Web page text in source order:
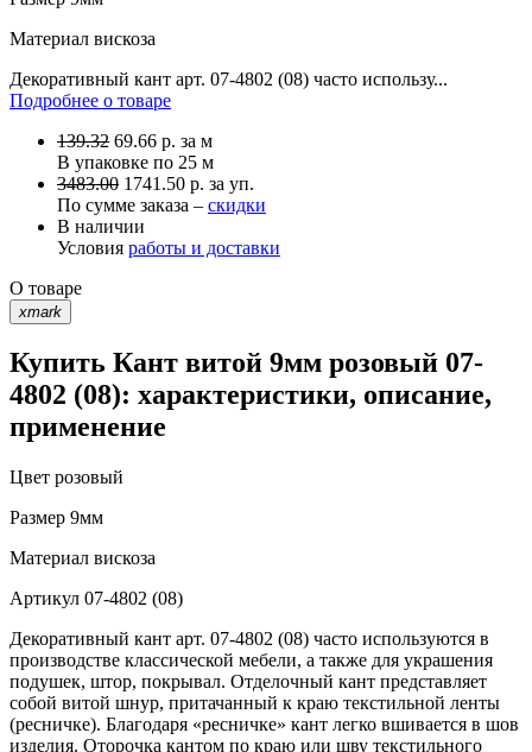
Материал вискоза
Декоративный кант арт. 07-4802 (08) часто использу...
Подробнее о товаре
139.32 69.66 р. за м
В упаковке по 25 м
3483.00 1741.50 р. за уп.
По сумме заказа – скидки
В наличии
Условия работы и доставки
О товаре
xmark
Купить Кант витой 9мм розовый 07-
4802 (08): характеристики, описание,
применение
Цвет розовый
Размер 9мм
Материал вискоза
Артикул 07-4802 (08)
Декоративный кант арт. 07-4802 (08) часто используются в
производстве классической мебели, а также для украшения
подушек, штор, покрывал. Отделочный кант представляет
собой витой шнур, притачанный к краю текстильной ленты
(ресничке). Благодаря «ресничке» кант легко вшивается в шов
изделия. Оторочка кантом по краю или шву текстильного